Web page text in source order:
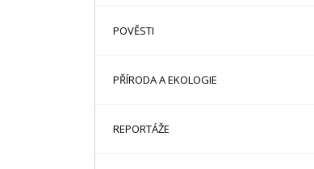
POVĚSTI
PŘÍRODA A EKOLOGIE
REPORTÁŽE